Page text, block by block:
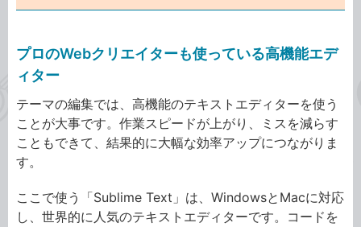
プロのWebクリエイターも使っている高機能エデ
ィター
テーマの編集では、高機能のテキストエディターを使う
ことが大事です。作業スピードが上がり、ミスを減らす
こともできて、結果的に大幅な効率アップにつながりま
す。
ここで使う「Sublime Text」は、WindowsとMacに対応
し、世界的に人気のテキストエディターです。コードを